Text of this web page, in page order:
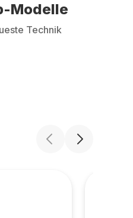
Modelle
Technik